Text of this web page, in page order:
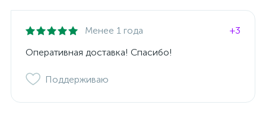
Менее 1 года
+3
Оперативная доставка! Спасибо!
Поддерживаю